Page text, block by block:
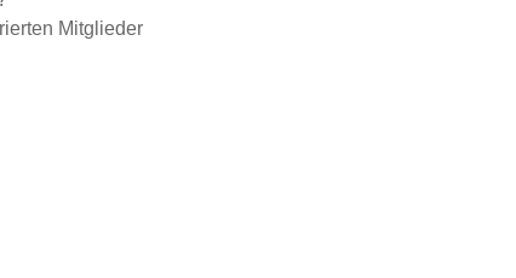
Mitglieder